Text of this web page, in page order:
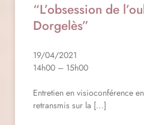
“L’obsession de
Dorgelès”
19/04/2021
14h00 – 15h00
Entretien en visioconférence
retransmis sur la […]